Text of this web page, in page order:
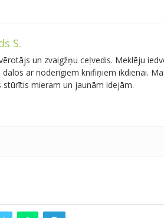
S.
un zvaigžņu ceļvedis. Meklēju
dalos ar noderīgiem knifiņiem ikdienai.
stūrītis mieram un jaunām idejām.